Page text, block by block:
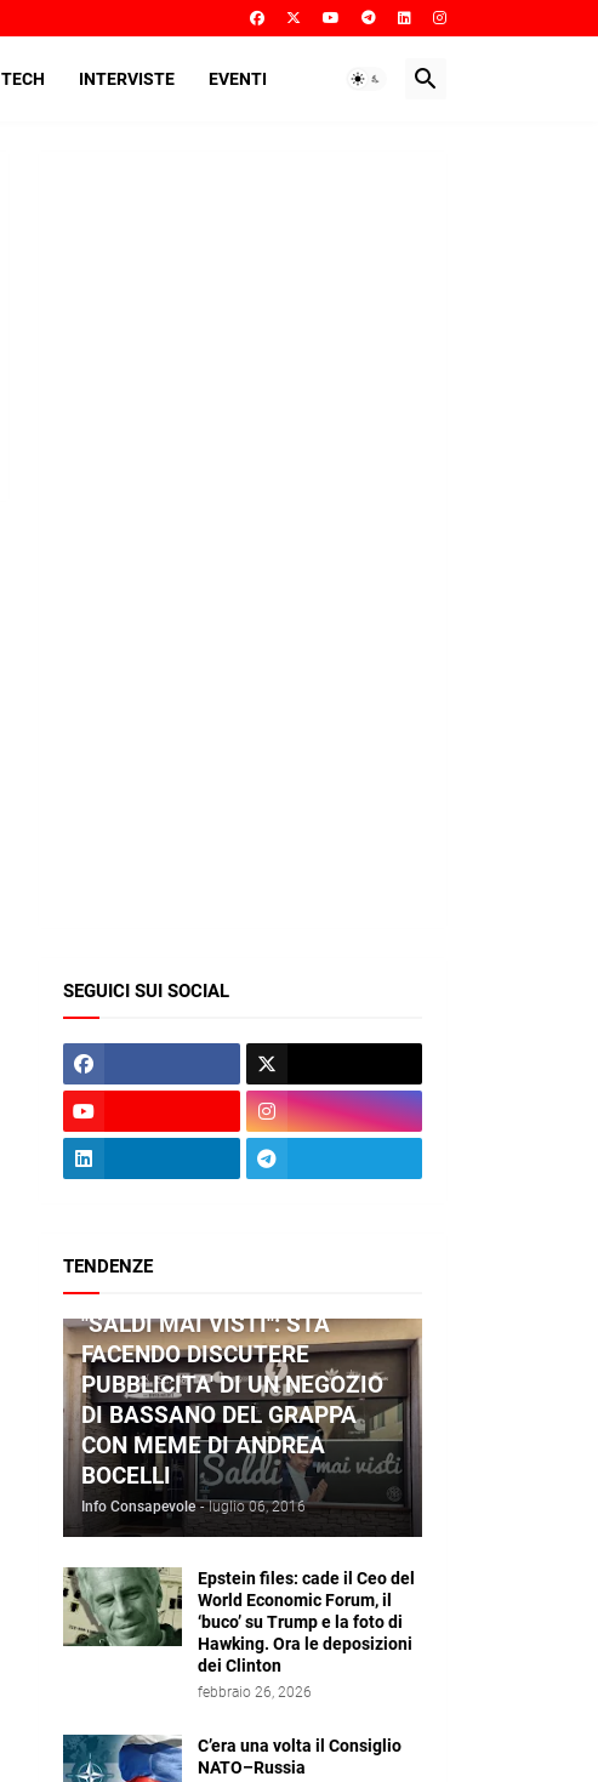
TECH INTERVISTE EVENTI
SEGUICI SUI SOCIAL
TENDENZE
"SALDI MAI VISTI": STA
FACENDO DISCUTERE
PUBBLICITA' DI UN NEGOZIO
DI BASSANO DEL GRAPPA
CON MEME DI ANDREA
BOCELLI
Info Consapevole - luglio 06, 2016
Epstein files: cade il Ceo del
World Economic Forum, il
‘buco’ su Trump e la foto di
Hawking. Ora le deposizioni
dei Clinton
febbraio 26, 2026
C’era una volta il Consiglio
NATO–Russia